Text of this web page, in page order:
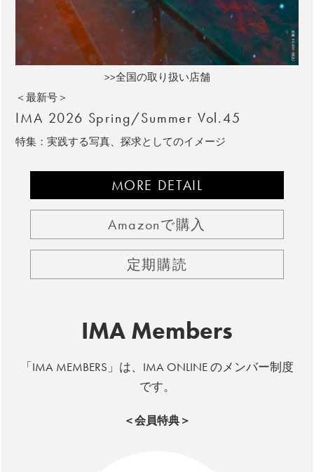
>>全国の取り扱い店舗
＜最新号＞
IMA 2026 Spring/Summer Vol.45
特集：実践する写真、探求としてのイメージ
MORE DETAIL
Amazonで購入
定期購読
IMA Members
「IMA MEMBERS」は、IMA ONLINE のメンバー制度
です。
＜会員特典＞